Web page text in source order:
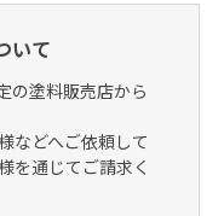
いて
の塗料販売店から
などへご依頼して
を通じてご請求く